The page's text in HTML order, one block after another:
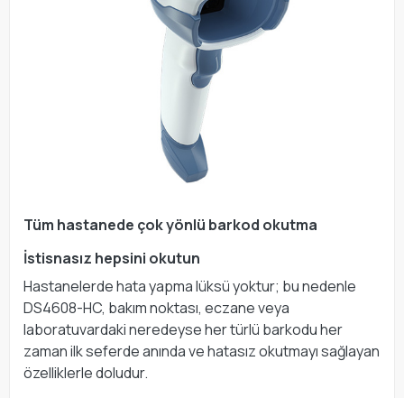
Tüm hastanede çok yönlü barkod okutma
İstisnasız hepsini okutun
Hastanelerde hata yapma lüksü yoktur; bu nedenle
DS4608-HC, bakım noktası, eczane veya
laboratuvardaki neredeyse her türlü barkodu her
zaman ilk seferde anında ve hatasız okutmayı sağlayan
özelliklerle doludur.